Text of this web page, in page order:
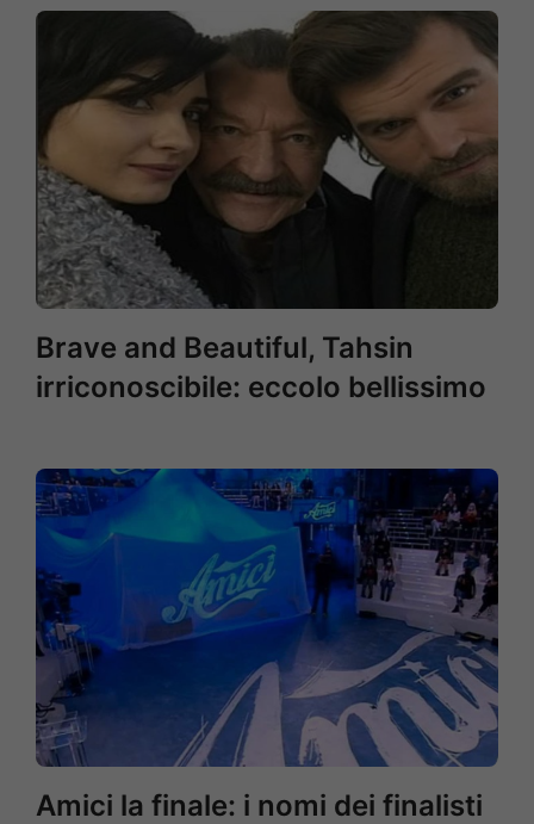
Brave and Beautiful, Tahsin
irriconoscibile: eccolo bellissimo
Amici la finale: i nomi dei finalisti